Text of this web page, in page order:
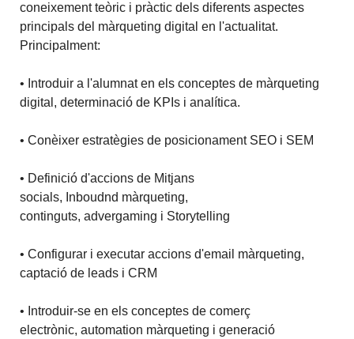
coneixement teòric i pràctic dels diferents aspectes
principals del màrqueting digital en l'actualitat.
Principalment:
• Introduir a l'alumnat en els conceptes de màrqueting
digital, determinació de KPIs i analítica.
• Conèixer estratègies de posicionament SEO i SEM
• Definició d'accions de Mitjans
socials, Inboudnd màrqueting,
continguts, advergaming i Storytelling
• Configurar i executar accions d'email màrqueting,
captació de leads i CRM
• Introduir-se en els conceptes de comerç
electrònic, automation màrqueting i generació